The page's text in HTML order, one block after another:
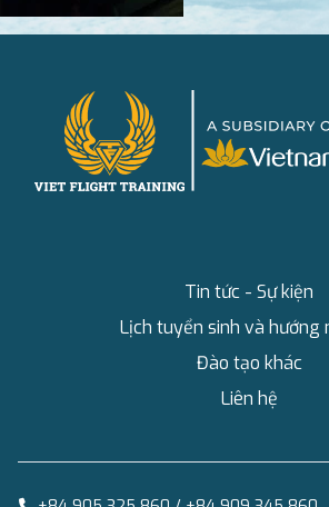
Tin tức - Sự kiện
Lịch tuyển sinh và hướng
Đào tạo khác
Liên hệ